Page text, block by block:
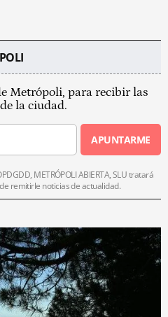
Metrópoli, para recibir las
la ciudad.
APUNTARME
METRÓPOLI ABIERTA, SLU tratará
remitirle noticias de actualidad.